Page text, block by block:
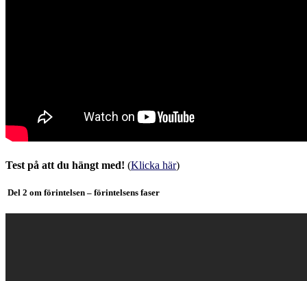
Test på att du hängt med! (Klicka här)
Del 2 om förintelsen – förintelsens faser